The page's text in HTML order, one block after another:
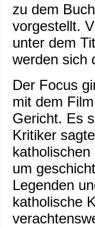
zu dem
vorgestellt.
unter dem
werden sich
Der Focus
mit dem
Gericht. Es
Kritiker
um
Legenden
katholische